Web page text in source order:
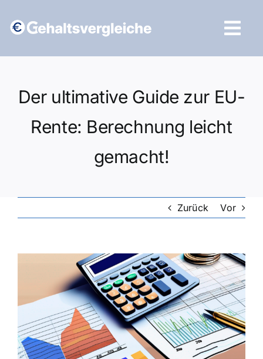
Inhalt
Der ultimative Guide zur EU-
Rente: Berechnung leicht
gemacht!
Zurück Vor